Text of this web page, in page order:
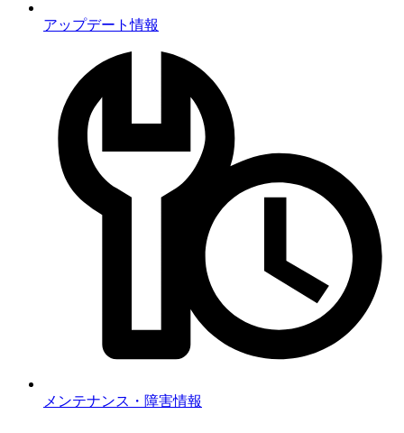
アップデート情報
メンテナンス・障害情報